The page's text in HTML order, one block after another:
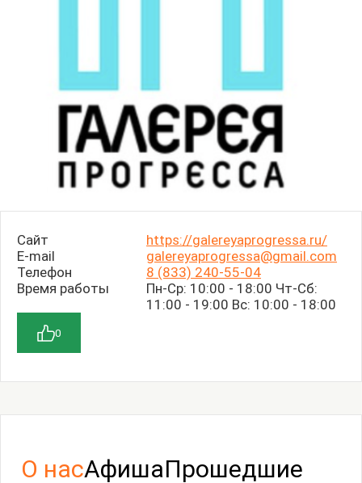
Сайт
https://galereyaprogressa.ru/
E-mail
galereyaprogressa@gmail.com
Телефон
8 (833) 240-55-04
Время работы
Пн-Ср: 10:00 - 18:00 Чт-Сб:
11:00 - 19:00 Вс: 10:00 - 18:00
0
О насАфишаПрошедшие